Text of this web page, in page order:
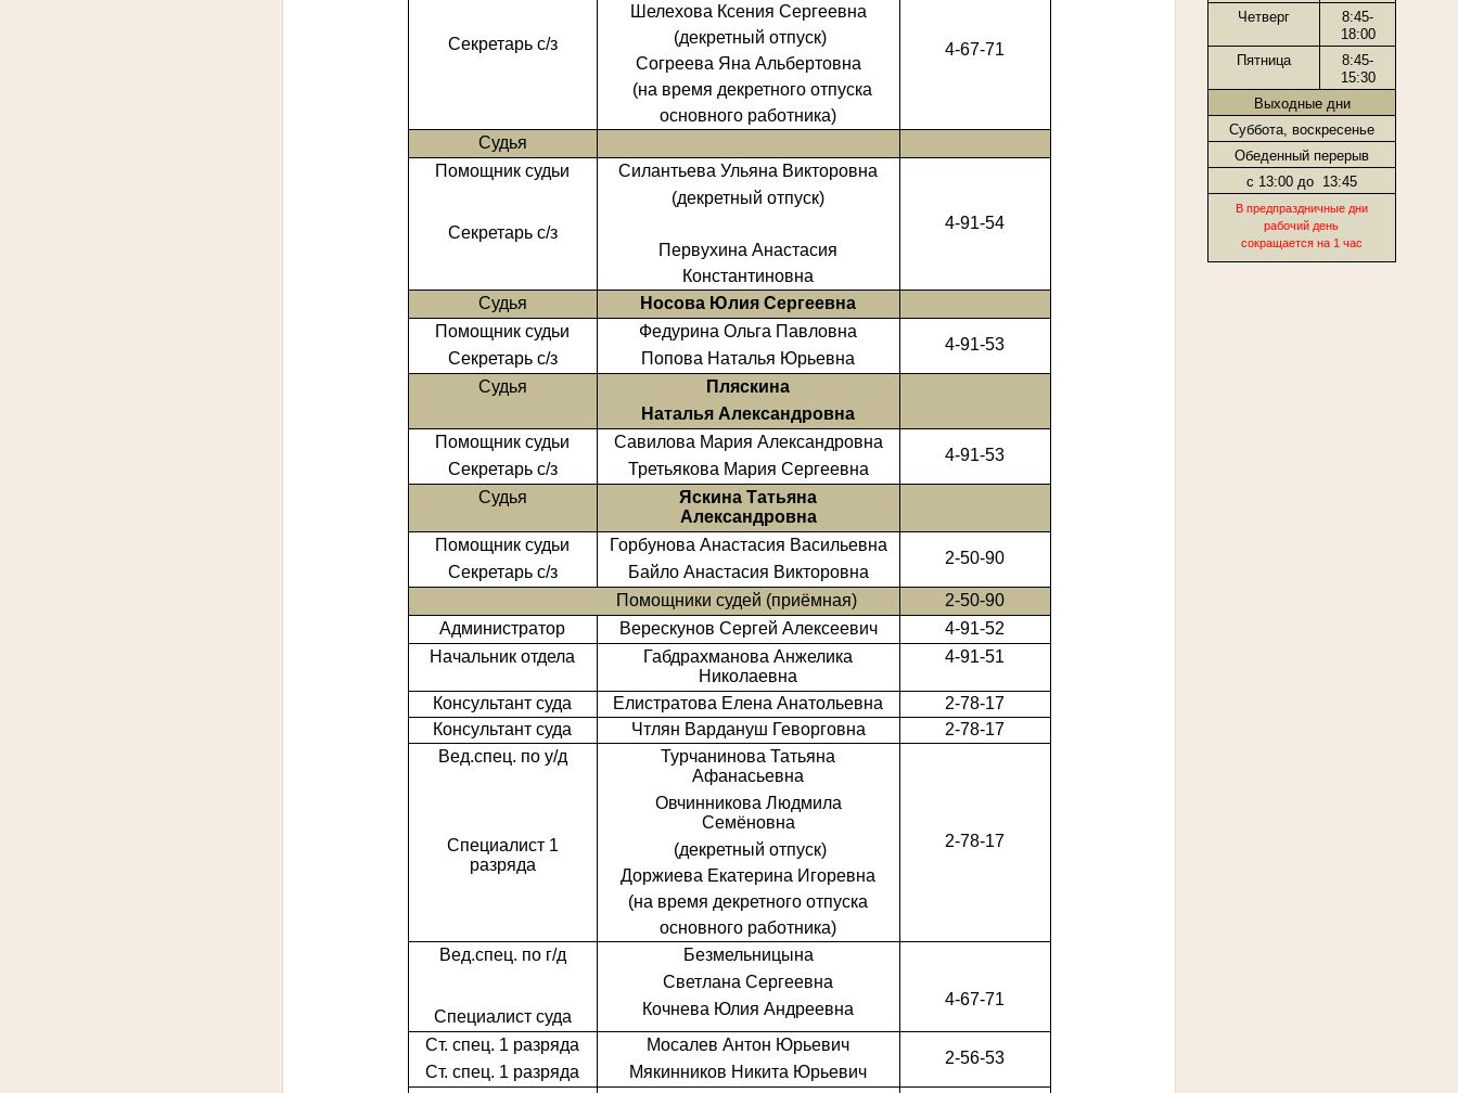
Четверг
8:45-
18:00
Пятница
8:45-
15:30
Выходные дни
Суббота, воскресенье
Обеденный перерыв
с 13:00 до 13:45
В предпраздничные дни
рабочий день
сокращается на 1 час
Секретарь с/з
Шелехова Ксения Сергеевна
(декретный отпуск)
Согреева Яна Альбертовна
(на время декретного отпуска
основного работника)
4-67-71
Судья
Помощник судьи
Секретарь с/з
Силантьева Ульяна Викторовна
(декретный отпуск)
Первухина Анастасия
Константиновна
4-91-54
Судья
Носова Юлия Сергеевна
Помощник судьи
Секретарь с/з
Федурина Ольга Павловна
Попова Наталья Юрьевна
4-91-53
Судья
Пляскина
Наталья Александровна
Помощник судьи
Секретарь с/з
Савилова Мария Александровна
Третьякова Мария Сергеевна
4-91-53
Судья
Яскина Татьяна
Александровна
Помощник судьи
Секретарь с/з
Горбунова Анастасия Васильевна
Байло Анастасия Викторовна
2-50-90
Помощники судей (приёмная)
2-50-90
Администратор
Верескунов Сергей Алексеевич
4-91-52
Начальник отдела
Габдрахманова Анжелика
Николаевна
4-91-51
Консультант суда Елистратова Елена Анатольевна
2-78-17
Консультант суда
Чтлян Вардануш Геворговна
2-78-17
Вед.спец. по у/д
Специалист 1
разряда
Турчанинова Татьяна
Афанасьевна
Овчинникова Людмила
Семёновна
(декретный отпуск)
Доржиева Екатерина Игоревна
(на время декретного отпуска
основного работника)
2-78-17
Вед.спец. по г/д
Специалист суда
Безмельницына
Светлана Сергеевна
Кочнева Юлия Андреевна
4-67-71
Ст. спец. 1 разряда
Ст. спец. 1 разряда
Мосалев Антон Юрьевич
Мякинников Никита Юрьевич
2-56-53